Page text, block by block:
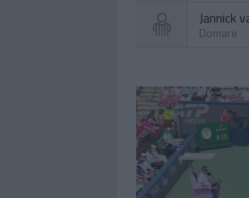
Jannick
Domare